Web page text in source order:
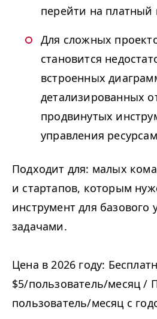
перейти на платный
Для сложных
становится
встроенных
детализированных
продвинутых
управления
Подходит для: малых
и стартапов, которым
инструмент для базового
задачами.
Цена в 2026 году:
$5/​пользователь/​месяц /
пользователь/​месяц с